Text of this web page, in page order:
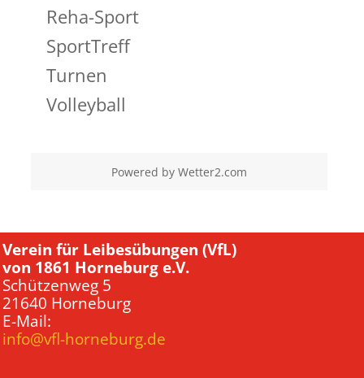
Reha-Sport
SportTreff
Turnen
Volleyball
Powered by Wetter2.com
Verein für Leibesübungen (VfL)
von 1861 Horneburg e.V.
Schützenweg 5
21640 Horneburg
E-Mail:
info@vfl-horneburg.de